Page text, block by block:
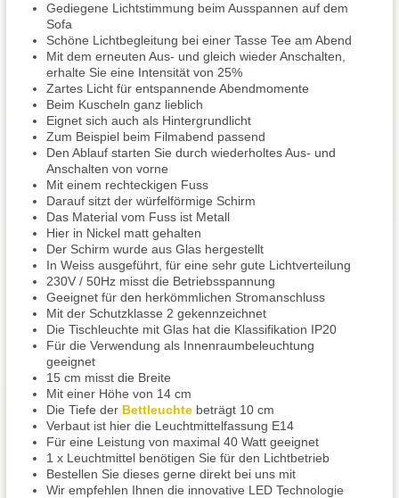
Gediegene Lichtstimmung beim Ausspannen auf dem
Sofa
Schöne Lichtbegleitung bei einer Tasse Tee am Abend
Mit dem erneuten Aus- und gleich wieder Anschalten,
erhalte Sie eine Intensität von 25%
Zartes Licht für entspannende Abendmomente
Beim Kuscheln ganz lieblich
Eignet sich auch als Hintergrundlicht
Zum Beispiel beim Filmabend passend
Den Ablauf starten Sie durch wiederholtes Aus- und
Anschalten von vorne
Mit einem rechteckigen Fuss
Darauf sitzt der würfelförmige Schirm
Das Material vom Fuss ist Metall
Hier in Nickel matt gehalten
Der Schirm wurde aus Glas hergestellt
In Weiss ausgeführt, für eine sehr gute Lichtverteilung
230V / 50Hz misst die Betriebsspannung
Geeignet für den herkömmlichen Stromanschluss
Mit der Schutzklasse 2 gekennzeichnet
Die Tischleuchte mit Glas hat die Klassifikation IP20
Für die Verwendung als Innenraumbeleuchtung
geeignet
15 cm misst die Breite
Mit einer Höhe von 14 cm
Die Tiefe der Bettleuchte beträgt 10 cm
Verbaut ist hier die Leuchtmittelfassung E14
Für eine Leistung von maximal 40 Watt geeignet
1 x Leuchtmittel benötigen Sie für den Lichtbetrieb
Bestellen Sie dieses gerne direkt bei uns mit
Wir empfehlen Ihnen die innovative LED Technologie